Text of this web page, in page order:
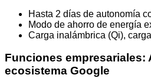
Hasta 2 días de autonomía
Modo de ahorro de energía
Carga inalámbrica (Qi),
Funciones empresariales:
ecosistema Google